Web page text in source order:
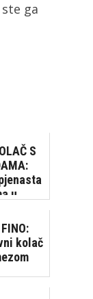
ga
S
u
kolač